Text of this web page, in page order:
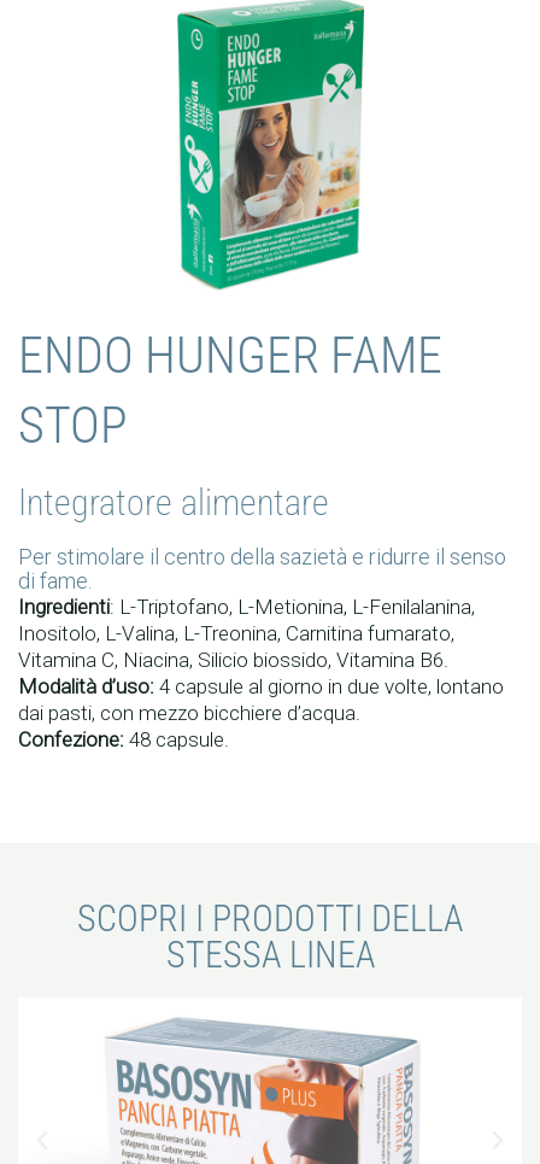
LINEA INTEGRATORI
ENDO HUNGER FAME
STOP
Integratore alimentare
Per stimolare il centro della sazietà e ridurre il senso
di fame.
Ingredienti: L-Triptofano, L-Metionina, L-Fenilalanina,
Inositolo, L-Valina, L-Treonina, Carnitina fumarato,
Vitamina C, Niacina, Silicio biossido, Vitamina B6.
Modalità d’uso: 4 capsule al giorno in due volte, lontano
dai pasti, con mezzo bicchiere d’acqua.
Confezione: 48 capsule.
SCOPRI I PRODOTTI DELLA
STESSA LINEA